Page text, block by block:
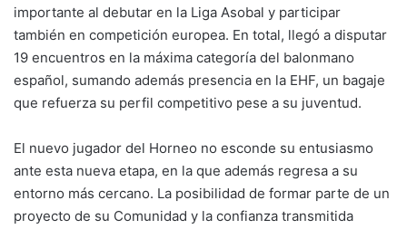
importante al debutar en la Liga Asobal y participar
también en competición europea. En total, llegó a disputar
19 encuentros en la máxima categoría del balonmano
español, sumando además presencia en la EHF, un bagaje
que refuerza su perfil competitivo pese a su juventud.
El nuevo jugador del Horneo no esconde su entusiasmo
ante esta nueva etapa, en la que además regresa a su
entorno más cercano. La posibilidad de formar parte de un
proyecto de su Comunidad y la confianza transmitida